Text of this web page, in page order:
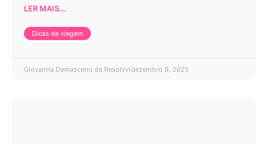
LER MAIS...
Dicas de viagem
Giovanna Damasceno da Resolvvidezembro 8, 2025